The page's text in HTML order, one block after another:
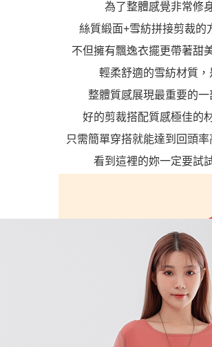
為了整體感覺非常修
絲質緞面+雪紡拼接剪裁的
不但擁有飄逸衣擺更帶著甜
輕柔舒適的雪紡材質，
整體質感展現最重要的一
好的剪裁搭配質感極佳的
只需簡單穿搭就能達到回頭率
看到這裡的妳一定要試